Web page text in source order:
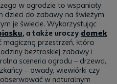
w ogrodzie to wspaniały
dzieci do zabawy na świeżym
je świecie. Wykorzystując
, a także uroczy domek
magiczną przestrzeń, która
beztroskiej zabawy i
sceneria ogrodu – drzewa,
– owady, wiewiórki czy
w naturalnym